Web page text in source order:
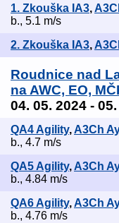
1. Zkouška IA3,
b., 5.1 m/s
2. Zkouška IA3,
Roudnice nad
na AWC, EO,
04. 05. 2024 -
QA4 Agility,A3Ch
b., 4.7 m/s
QA5 Agility, A3Ch
b., 4.84 m/s
QA6 Agility,A3Ch
b., 4.76 m/s